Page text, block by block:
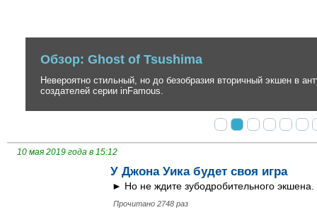
Обзор: Ghost of Tsushima
Невероятно стильный, но до безобразия вторичный экшен в
создателей серии inFamous.
10 мая 2019 года в 15:12
У Джона Уика будет своя игра
► Но не ждите зубодробительного экшена.
Прочитано 2748 раз